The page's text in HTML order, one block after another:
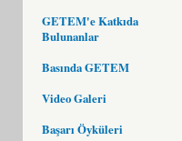
GETEM'e Katkıda
Bulunanlar
Basında GETEM
Video Galeri
Başarı Öyküleri